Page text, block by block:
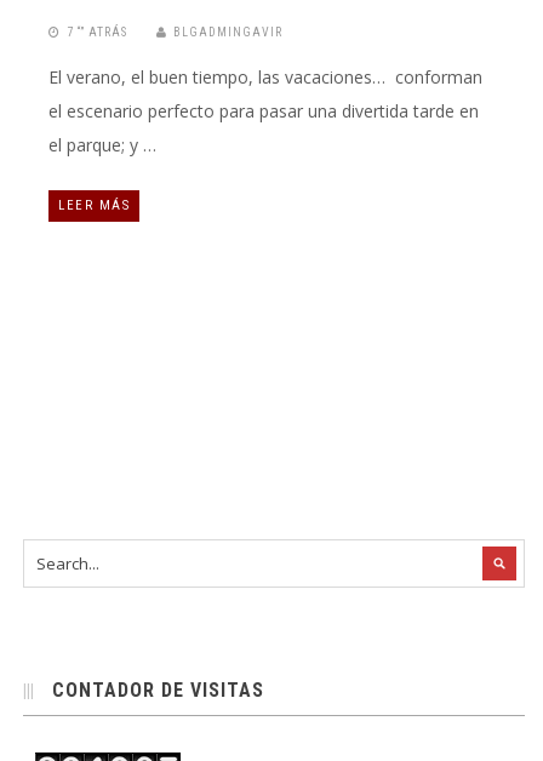
7 “” ATRÁS BLGADMINGAVIR
El verano, el buen tiempo, las vacaciones… conforman
el escenario perfecto para pasar una divertida tarde en
el parque; y …
LEER MÁS
CONTADOR DE VISITAS